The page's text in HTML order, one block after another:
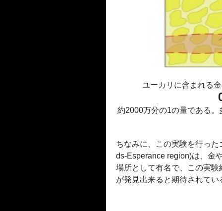
ユーカリに含まれる
約2000万分の1の量である
ちなみに、この実験を行っ
ds-Esperance region)は、金
場所として有名で、この実
が発見出来ると期待されてい